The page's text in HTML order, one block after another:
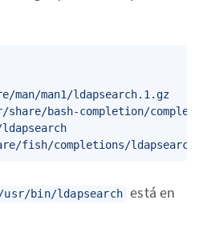
man1/ldapsearch.1.gz
bash-completion/
/usr/bin/ldapsearch está en